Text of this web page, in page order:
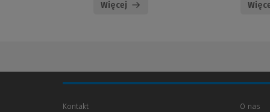
Więcej
Kontakt
O nas